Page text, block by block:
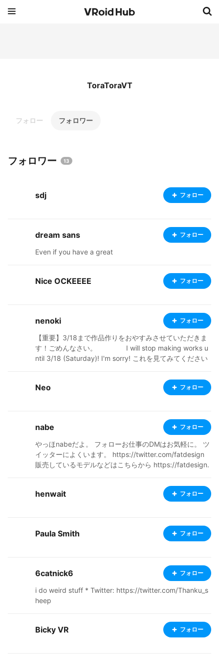
ToraToraVT
フォロー フォロワー
フォロワー 13
sdj フォロー
dream sans フォロー
Even if you have a great
Nice OCKEEEE フォロー
nenoki フォロー
【重要】3/18まで作品作りをおやすみさせていただきま
す！ごめんなさい。 I will stop making works u
ntil 3/18 (Saturday)! I'm sorry! これを見てみてください
のキャラクターを使用してゲームを作っています。 ゲー
ム制作の役に立てて嬉しいです ・15歳です。現役の中学
るのを楽しみにしています。(みんなとっても上手い∑(ﾟ
Дﾟ))!!!!!! ・アニメと漫画(と勉強)が好きです！ ・わから
ないことだらけなので色々アドバイスしてくれるとても
嬉しいです😆 ・フォローしてくれた人には必ずフォロバ
と❤️します。 ・私の作品が気に入った方は、コメントも
お願いします🙇‍♀️ ・英検準二級までもってるのでだいたち
beginner! Follow me, ❤️, please!! If you like my work, pl
Neo フォロー
nabe フォロー
やっほnabeだよ。 フォローお仕事のDMはお気軽に。 ツ
イッターによくいます。 https://twitter.com/fatdesign
販売しているモデルなどはこちらから https://fatdesign.
henwait フォロー
Paula Smith フォロー
6catnick6 フォロー
i do weird stuff * Twitter: https://twitter.com/Thanku_s
heep
Bicky VR フォロー